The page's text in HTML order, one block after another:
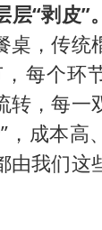
“剥皮”。
桌，传统
每个环
转，每一
，成本高
由我们这